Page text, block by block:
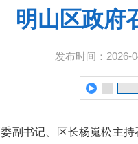
明山区政府
发布时间：2026-
副书记、区长杨嵬松主